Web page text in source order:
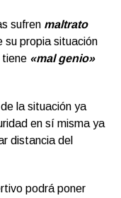
sufren maltrato
su propia situación
tiene «mal genio»
la situación ya
en sí misma ya
distancia del
podrá poner